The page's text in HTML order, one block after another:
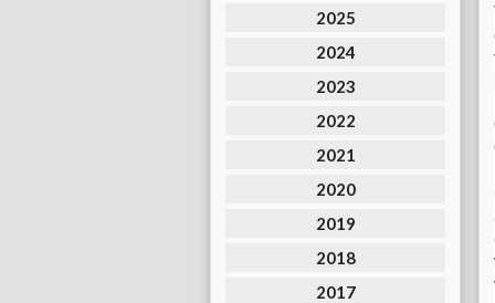
2025
2024
2023
2022
2021
2020
2019
2018
2017